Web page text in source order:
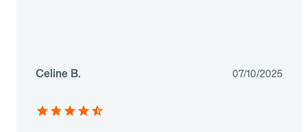
Celine B. 07/10/2025